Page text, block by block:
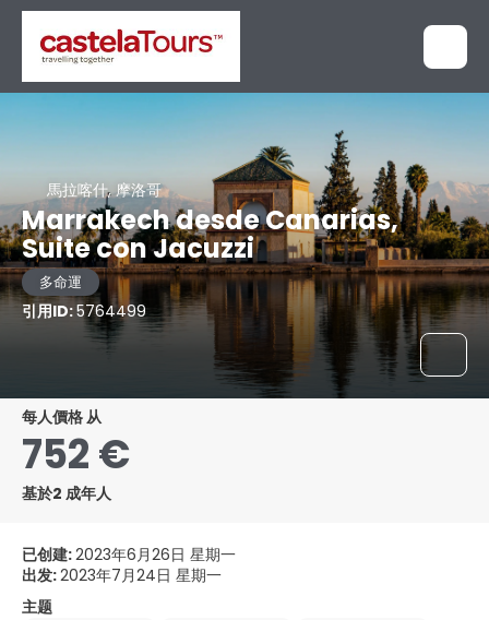
馬拉喀什, 摩洛哥
Marrakech desde Canarias,
Suite con Jacuzzi
多命運
引用ID:5764499
每人價格 从
752 €
基於2 成年人
已创建:2023年6月26日 星期一
出发:2023年7月24日 星期一
主题